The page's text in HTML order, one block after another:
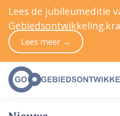
Lees de jubileumeditie
Lees meer →